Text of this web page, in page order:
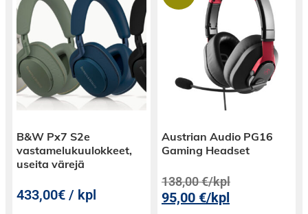
B&W Px7 S2e
vastamelukuulokkeet,
useita värejä
433,00€ / kpl
Austrian Audio PG16
Gaming Headset
138,00€/kpl
95,00€/kpl